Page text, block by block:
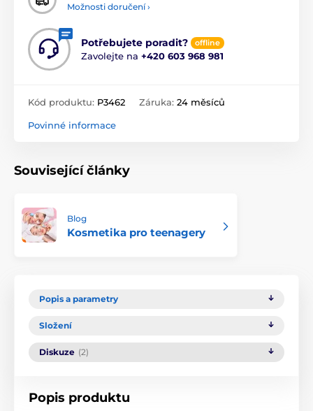
Možnosti doručení ›
Potřebujete poradit? offline
Zavolejte na +420 603 968 981
Kód produktu: P3462 Záruka: 24 měsíců
Povinné informace
Související články
Blog
Kosmetika pro teenagery
Popis a parametry
Složení
Diskuze (2)
Popis produktu